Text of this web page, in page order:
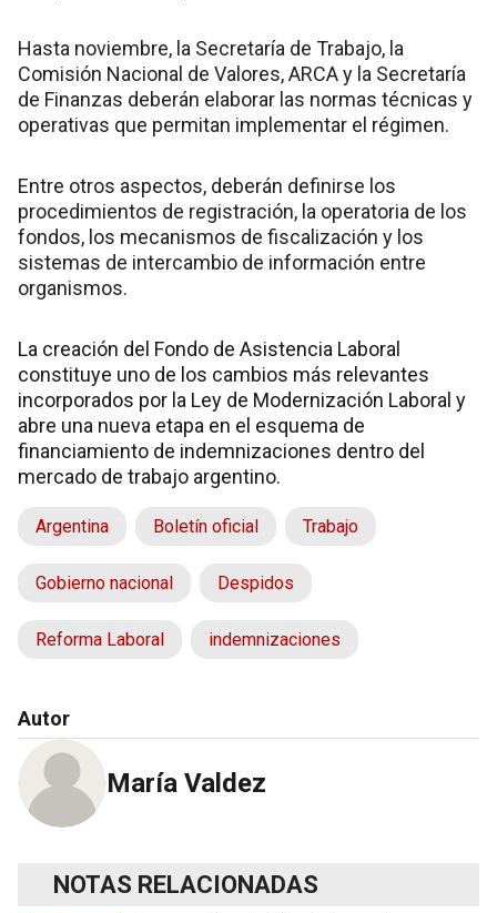
Hasta noviembre, la Secretaría de Trabajo, la
Comisión Nacional de Valores, ARCA y la Secretaría
de Finanzas deberán elaborar las normas técnicas y
operativas que permitan implementar el régimen.
Entre otros aspectos, deberán definirse los
procedimientos de registración, la operatoria de los
fondos, los mecanismos de fiscalización y los
sistemas de intercambio de información entre
organismos.
La creación del Fondo de Asistencia Laboral
constituye uno de los cambios más relevantes
incorporados por la Ley de Modernización Laboral y
abre una nueva etapa en el esquema de
financiamiento de indemnizaciones dentro del
mercado de trabajo argentino.
Argentina Boletín oficial Trabajo
Gobierno nacional Despidos
Reforma Laboral indemnizaciones
Autor
María Valdez
NOTAS RELACIONADAS